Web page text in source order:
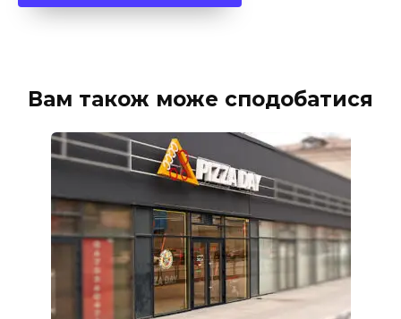
Вам також може сподобатися